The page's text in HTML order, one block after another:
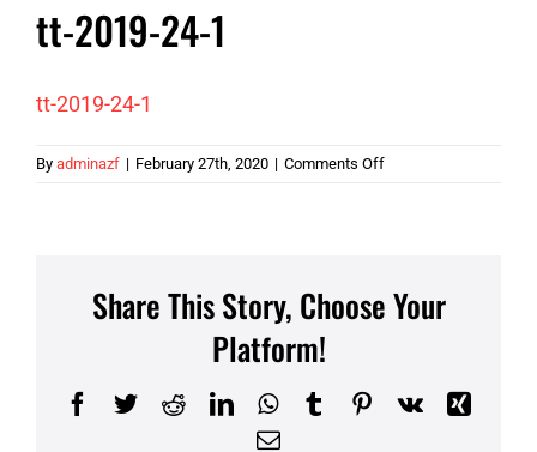
tt-2019-24-1
tt-2019-24-1
By adminazf | February 27th, 2020 | Comments Offon
Share This Story, Choose Your
Platform!
Facebook
TwitterRedditLinkedInWhatsApp
TumblrPinterest
Vk
Xing
Email